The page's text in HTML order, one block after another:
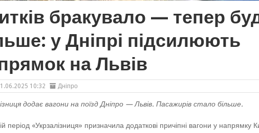
бракувало — тепер
у Дніпрі підсилюють
на Львів
10:32 Дніпро
додає вагони на поїзд Дніпро — Львів. Пасажирів стало більше.
період «Укрзалізниця» призначила додаткові причіпні вагони у напрямку